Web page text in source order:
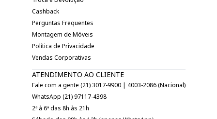
Cashback
Perguntas Frequentes
Montagem de Móveis
Política de Privacidade
Vendas Corporativas
ATENDIMENTO AO CLIENTE
Fale com a gente (21) 3017-9900 | 4003-2086 (Nacional)
WhatsApp (21) 97117-4398
2ª à 6ª das 8h às 21h